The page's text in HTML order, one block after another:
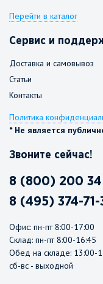
Перейти в каталог
Сервис и
Доставка и самовывоз
Статьи
Контакты
Политика
* Не является
Звоните сейчас!
8 (800) 200 34
8 (495) 374-71-
Офис: пн-пт 8:00-17:00
Склад: пн-пт 8:00-16:45
Обед на складе: 13:00-
сб-вс - выходной